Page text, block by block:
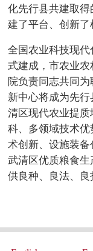
化先行县共建取
建了平台、创新了
全国农业科技现
式建成，市农业
院负责同志共同
新中心将成为先
清区现代农业提
科、多领域技术
术创新、设施装
武清区优质粮食
供良种、良法、良